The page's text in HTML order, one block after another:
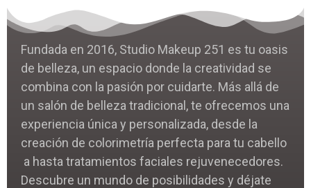
Fundada en 2016, Studio Makeup 251 es tu oasis
de belleza, un espacio donde la creatividad se
combina con la pasión por cuidarte. Más allá de
un salón de belleza tradicional, te ofrecemos una
experiencia única y personalizada, desde la
creación de colorimetría perfecta para tu cabello
a hasta tratamientos faciales rejuvenecedores.
Descubre un mundo de posibilidades y déjate